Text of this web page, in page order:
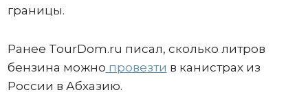
границы.
Ранее TourDom.ru писал, сколько литров
бензина можно провезти в канистрах из
России в Абхазию.